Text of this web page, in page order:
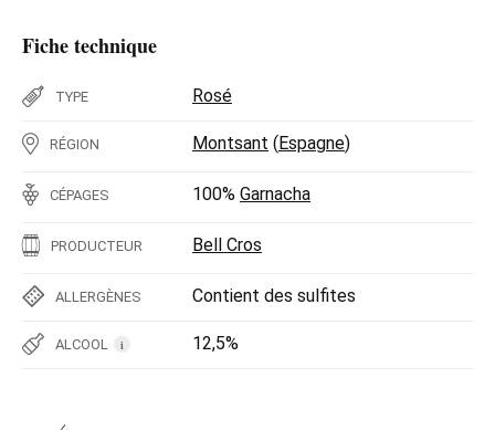
Fiche technique
TYPE Rosé
RÉGION Montsant (Espagne)
CÉPAGES 100% Garnacha
PRODUCTEUR Bell Cros
ALLERGÈNES Contient des sulfites
ALCOOL i 12,5%